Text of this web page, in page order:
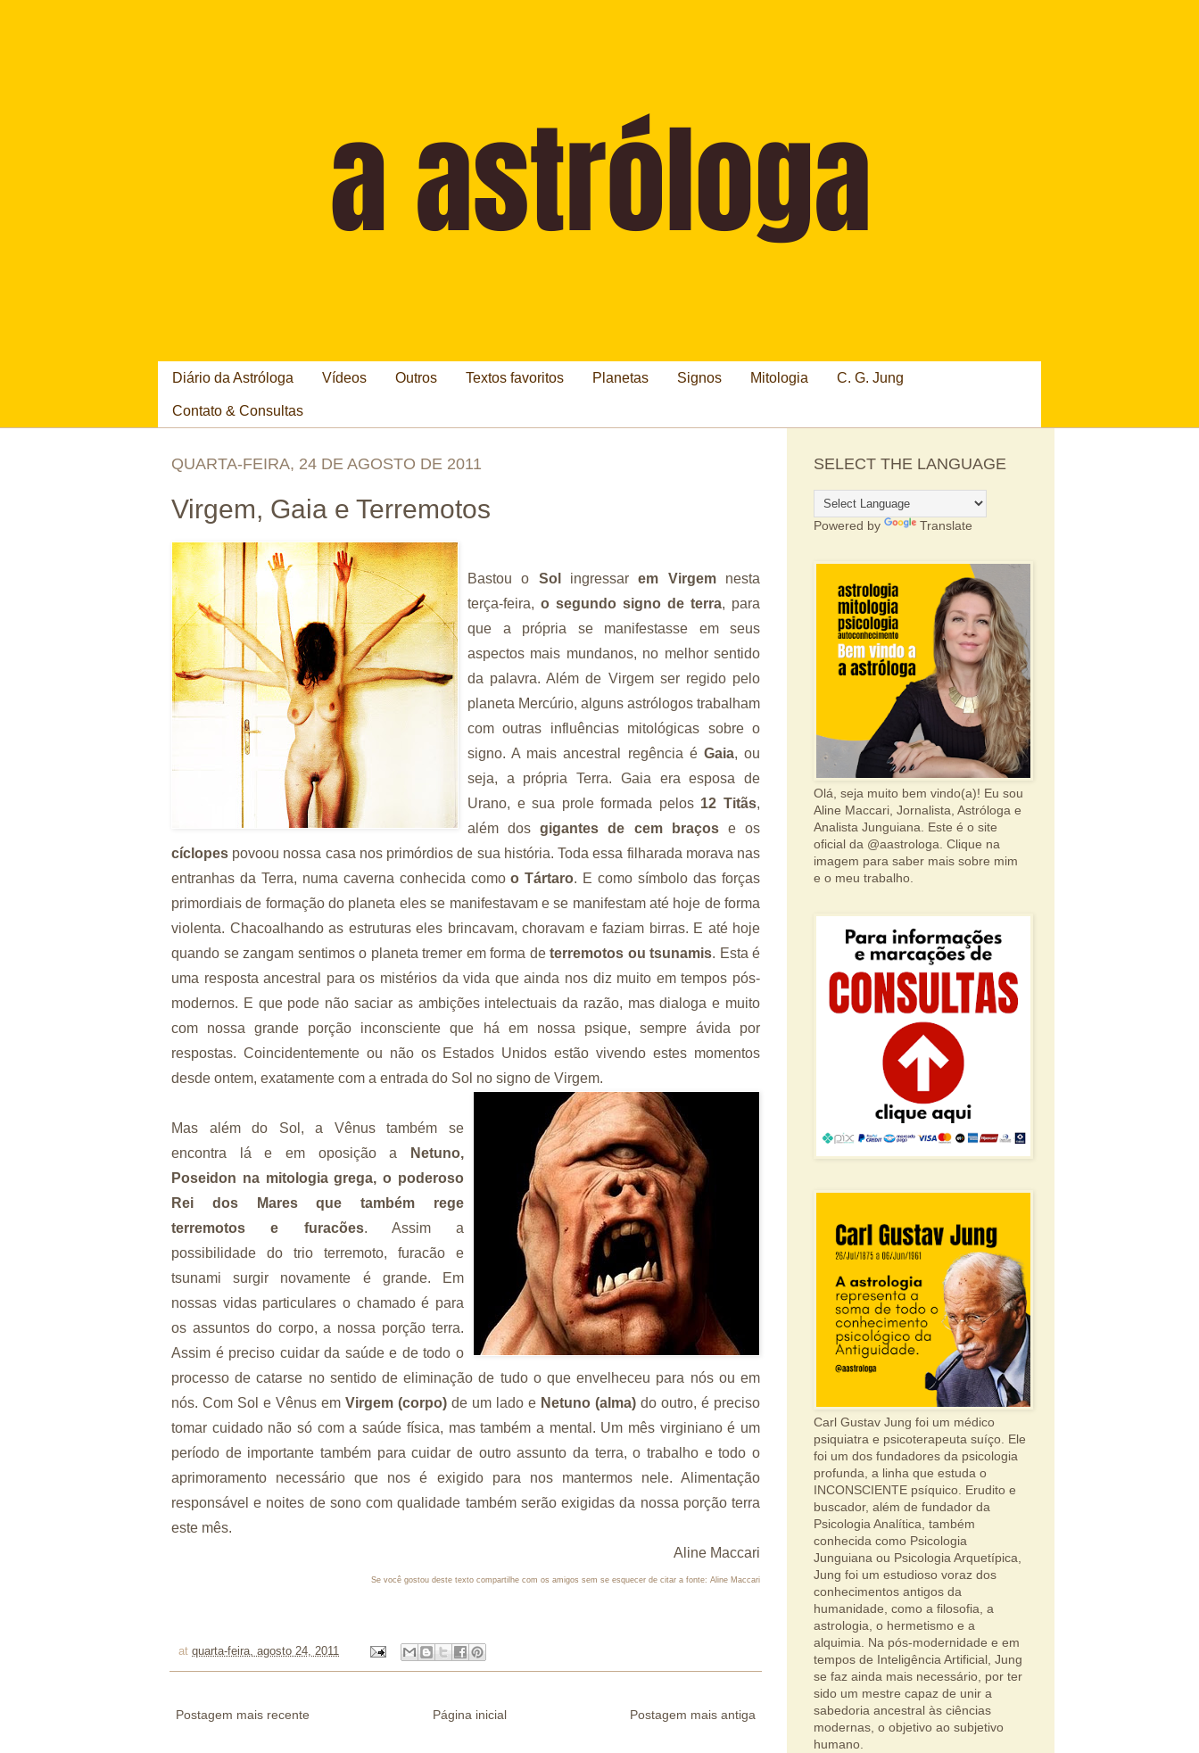
Diário da Astróloga Vídeos Outros Textos favoritos Planetas Signos Mitologia C. G. Jung
Contato & Consultas
QUARTA-FEIRA, 24 DE AGOSTO DE 2011
Virgem, Gaia e Terremotos
Bastou o Sol ingressarem Virgemnesta
terça-feira, o segundo signo de terra, para
que a própria se manifestasse em seus
aspectos mais mundanos, no melhor sentido
da palavra. Além de Virgem ser regido pelo
planeta Mercúrio, alguns astrólogos trabalham
com outras influências mitológicas sobre o
signo. A mais ancestral regência é Gaia, ou
seja, a própria Terra. Gaia era esposa de
Urano, e sua prole formada pelos 12 Titãs,
além dosgigantes de cem braçose os
cíclopes povoou nossa casa nos primórdios de sua história. Toda essa filharada morava nas
entranhas da Terra, numa caverna conhecida comoo Tártaro. E como símbolo das forças
primordiais de formação do planeta eles se manifestavam e se manifestam até hoje de forma
violenta. Chacoalhando as estruturas eles brincavam, choravam e faziam birras. E até hoje
quando se zangam sentimos o planeta tremer em forma de terremotos ou tsunamis. Esta é
uma resposta ancestral para os mistérios da vida que ainda nos diz muito em tempos pós-
modernos. E que pode não saciar as ambições intelectuais da razão, mas dialoga e muito
com nossa grande porção inconsciente que há em nossa psique, sempre ávida por
respostas. Coincidentemente ou não os Estados Unidos estão vivendo estes momentos
desde ontem, exatamente com a entrada do Sol no signo de Virgem.
Mas além do Sol, a Vênus também se
encontra lá e em oposição a
Netuno,
Poseidon na mitologia grega, o poderoso
Rei dos Mares que também rege
terremotos e furacões. Assim a
possibilidade do trio terremoto, furacão e
tsunami surgir novamente é grande. Em
nossas vidas particulares o chamado é para
os assuntos do corpo, a nossa porção terra.
Assim é preciso cuidar da saúde e de todo o
processo de catarse no sentido de eliminação de tudo o que envelheceu para nós ou em
nós. Com Sol e Vênus em Virgem (corpo) de um lado e Netuno (alma) do outro, é preciso
tomar cuidado não só com a saúde física, mas também a mental. Um mês virginiano é um
período de importante também para cuidar de outro assunto da terra, o trabalho e todo o
aprimoramento necessário que nos é exigido para nos mantermos nele. Alimentação
responsável e noites de sono com qualidade também serão exigidas da nossa porção terra
este mês.
Aline Maccari
Se você gostou deste texto compartilhe com os amigos sem se esquecer de citar a fonte: Aline Maccari
at quarta-feira, agosto 24, 2011
Postagem mais recente Postagem mais antiga
Página inicial
SELECT THE LANGUAGE
Powered by Translate
Olá, seja muito bem vindo(a)! Eu sou
Aline Maccari, Jornalista, Astróloga e
Analista Junguiana. Este é o site
oficial da @aastrologa. Clique na
imagem para saber mais sobre mim
e o meu trabalho.
Carl Gustav Jung foi um médico
psiquiatra e psicoterapeuta suíço. Ele
foi um dos fundadores da psicologia
profunda, a linha que estuda o
INCONSCIENTE psíquico. Erudito e
buscador, além de fundador da
Psicologia Analítica, também
conhecida como Psicologia
Junguiana ou Psicologia Arquetípica,
Jung foi um estudioso voraz dos
conhecimentos antigos da
humanidade, como a filosofia, a
astrologia, o hermetismo e a
alquimia. Na pós-modernidade e em
tempos de Inteligência Artificial, Jung
se faz ainda mais necessário, por ter
sido um mestre capaz de unir a
sabedoria ancestral às ciências
modernas, o objetivo ao subjetivo
humano.